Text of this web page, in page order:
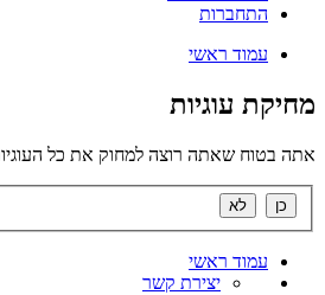
התחברות
עמוד ראשי
מחיקת עוגיות
אתה בטוח שאתה רוצה למחוק את כל
עמוד ראשי
יצירת קשר